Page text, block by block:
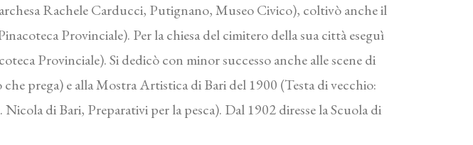
Rachele Carducci, Putignano, Museo Civico), coltivò anche il
Provinciale). Per la chiesa del cimitero della sua città eseguì
Provinciale). Si dedicò con minor successo anche alle scene di
prega) e alla Mostra Artistica di Bari del 1900 (Testa di vecchio:
di Bari, Preparativi per la pesca). Dal 1902 diresse la Scuola di